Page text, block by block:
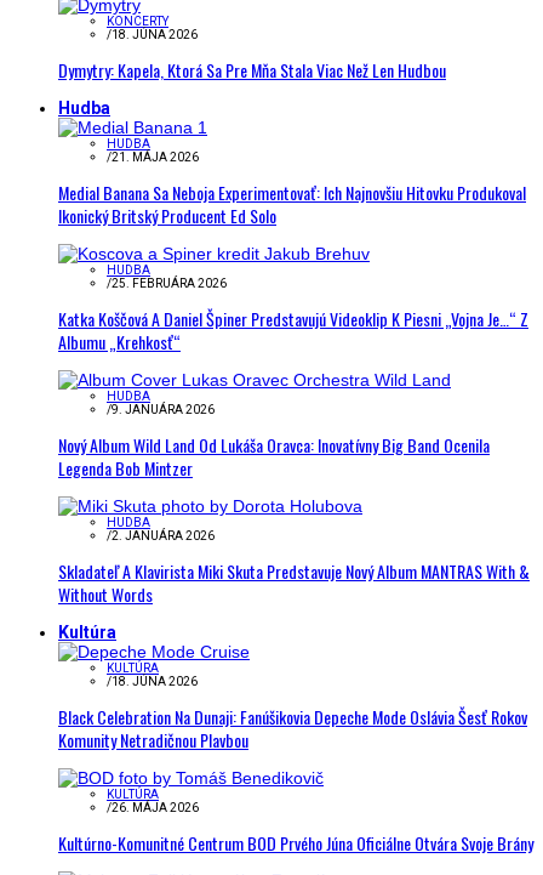
KONCERTY
/18. JÚNA 2026
Dymytry: Kapela, Ktorá Sa Pre Mňa Stala Viac Než Len Hudbou
Hudba
HUDBA
/21. MÁJA 2026
Medial Banana Sa Neboja Experimentovať: Ich Najnovšiu Hitovku Produkoval
Ikonický Britský Producent Ed Solo
HUDBA
/25. FEBRUÁRA 2026
Katka Koščová A Daniel Špiner Predstavujú Videoklip K Piesni „Vojna Je…“ Z
Albumu „Krehkosť“
HUDBA
/9. JANUÁRA 2026
Nový Album Wild Land Od Lukáša Oravca: Inovatívny Big Band Ocenila
Legenda Bob Mintzer
HUDBA
/2. JANUÁRA 2026
Skladateľ A Klavirista Miki Skuta Predstavuje Nový Album MANTRAS With &
Without Words
Kultúra
KULTÚRA
/18. JÚNA 2026
Black Celebration Na Dunaji: Fanúšikovia Depeche Mode Oslávia Šesť Rokov
Komunity Netradičnou Plavbou
KULTÚRA
/26. MÁJA 2026
Kultúrno-Komunitné Centrum BOD Prvého Júna Oficiálne Otvára Svoje Brány